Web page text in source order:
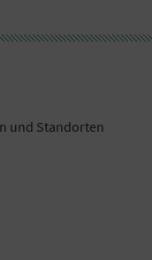
und Standorten